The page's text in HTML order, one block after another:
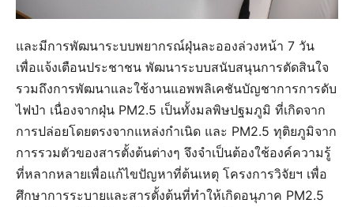
และมีการพัฒนาระบบพยากรณ์ฝุ่นละอองล่วงหน้า 7 วัน
เพื่อแจ้งเตือนประชาชน พัฒนาระบบสนับสนุนการตัดสินใจ
รวมถึงการพัฒนาและใช้งานแอพพลิเคชันบัญชาการการดับ
ไฟป่า เนื่องจากฝุ่น PM2.5 เป็นทั้งมลพิษปฐมภูมิ ที่เกิดจาก
การปล่อยโดยตรงจากแหล่งกำเนิด และ PM2.5 ทุติยภูมิจาก
การรวมตัวของสารตั้งต้นต่างๆ จึงจำเป็นต้องใช้องค์ความรู้
ที่หลากหลายเพื่อแก้ไขปัญหาที่ต้นเหตุ โครงการวิจัยฯ เพื่อ
ศึกษาการระบายและสารตั้งต้นที่ทำให้เกิดอนุภาค PM2.5